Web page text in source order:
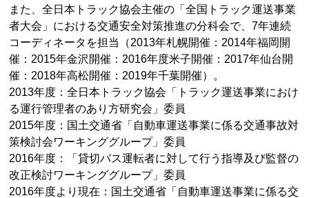
また、全日本トラック協会主催の「全国トラック運送事業
者大会」における交通安全対策推進の分科会で、7年連続
コーディネータを担当（2013年札幌開催：2014年福岡開
催：2015年金沢開催：2016年度米子開催：2017年仙台開
催：2018年高松開催：2019年千葉開催）。
2013年度：全日本トラック協会「トラック運送事業におけ
る運行管理者のあり方研究会」委員
2015年度：国土交通省「自動車運送事業に係る交通事故対
策検討会ワーキンググループ」委員
2016年度：「貸切バス運転者に対して行う指導及び監督の
改正検討ワーキンググループ」委員
2016年度より現在：国土交通省「自動車運送事業に係る交